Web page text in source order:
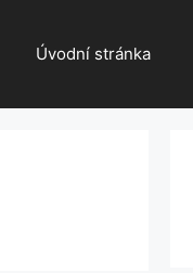
Úvodní stránka